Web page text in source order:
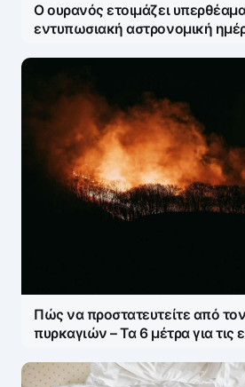
Ο ουρανός ετοιμάζει
εντυπωσιακή αστρονομική
Πώς να προστατευτείτε από
πυρκαγιών – Τα 6 μέτρα για τις